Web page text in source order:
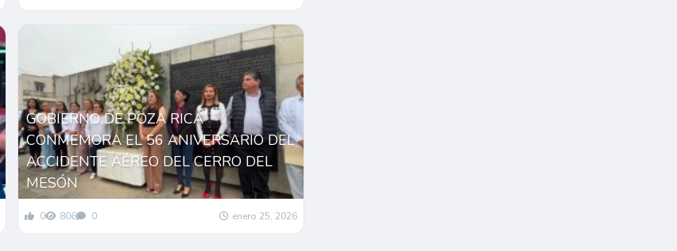
GOBIERNO DE POZA RICA
CONMEMORA EL 56 ANIVERSARIO DEL
ACCIDENTE AÉREO DEL CERRO DEL
MESÓN
0 806 0 enero 25, 2026